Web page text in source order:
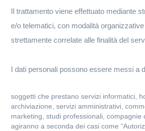
Il trattamento viene effettuato mediante
e/o telematici, con modalità
strettamente correlate alle finalità del
I dati personali possono essere messi a
soggetti che prestano servizi informatici,
archiviazione, servizi amministrativi,
marketing, studi professionali, compagnie
agiranno a seconda dei casi come